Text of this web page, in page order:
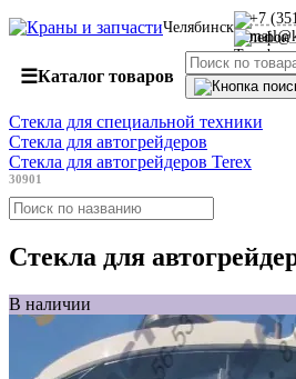
Челябинск
+7
☰Каталог товаров
Стекла для специальной техники
Стекла для автогрейдеров
Стекла для автогрейдеров Теrех
30901
Стекла для
В наличии